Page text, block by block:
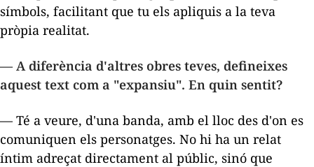
símbols, facilitant que tu els apliquis a la teva
pròpia realitat.
— A diferència d'altres obres teves, defineixes
aquest text com a "expansiu". En quin sentit?
— Té a veure, d'una banda, amb el lloc des d'on es
comuniquen els personatges. No hi ha un relat
íntim adreçat directament al públic, sinó que